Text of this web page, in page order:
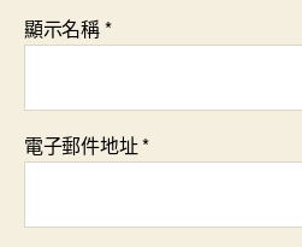
顯示名稱*
電子郵件地址*